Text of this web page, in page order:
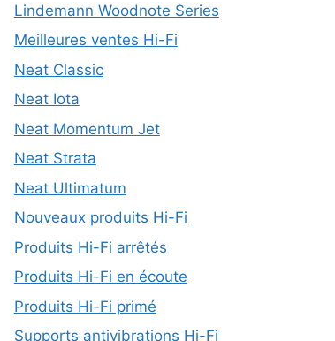
Lindemann Woodnote Series
Meilleures ventes Hi-Fi
Neat Classic
Neat Iota
Neat Momentum Jet
Neat Strata
Neat Ultimatum
Nouveaux produits Hi-Fi
Produits Hi-Fi arrêtés
Produits Hi-Fi en écoute
Produits Hi-Fi primé
Supports antivibrations Hi-Fi